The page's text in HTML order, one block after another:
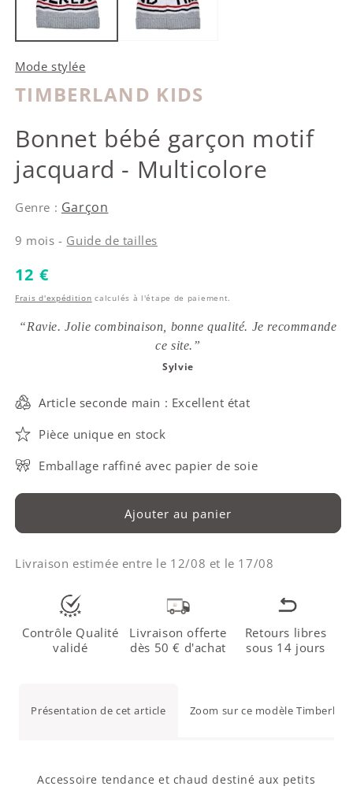
Mode stylée
TIMBERLAND KIDS
Timberland
Bonnet bébé garçon motif
jacquard - Multicolore
Genre : Garçon
9 mois - Guide de tailles
Prix habituel
12 €
Frais d'expédition calculés à l'étape de paiement.
“Ravie. Jolie combinaison, bonne qualité. Je recommande
ce site.”
Sylvie
Article seconde main : Excellent état
Pièce unique en stock
Emballage raffiné avec papier de soie
Ajouter au panier
Livraison estimée entre le 12/08 et le 17/08
Contrôle Qualité
validé
Livraison offerte
dès 50 € d'achat
Retours libres
sous 14 jours
Présentation de cet article Zoom sur ce modèle
Accessoire tendance et chaud destiné aux petits